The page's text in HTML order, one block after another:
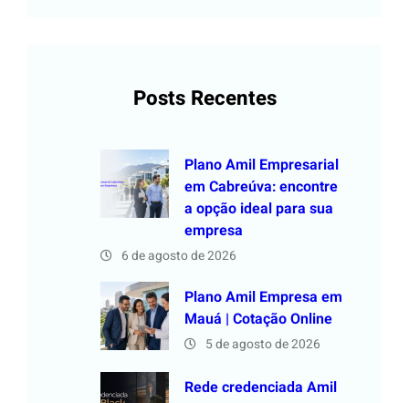
Posts Recentes
Plano Amil Empresarial
em Cabreúva: encontre
a opção ideal para sua
empresa
6 de agosto de 2026
Plano Amil Empresa em
Mauá | Cotação Online
5 de agosto de 2026
Rede credenciada Amil